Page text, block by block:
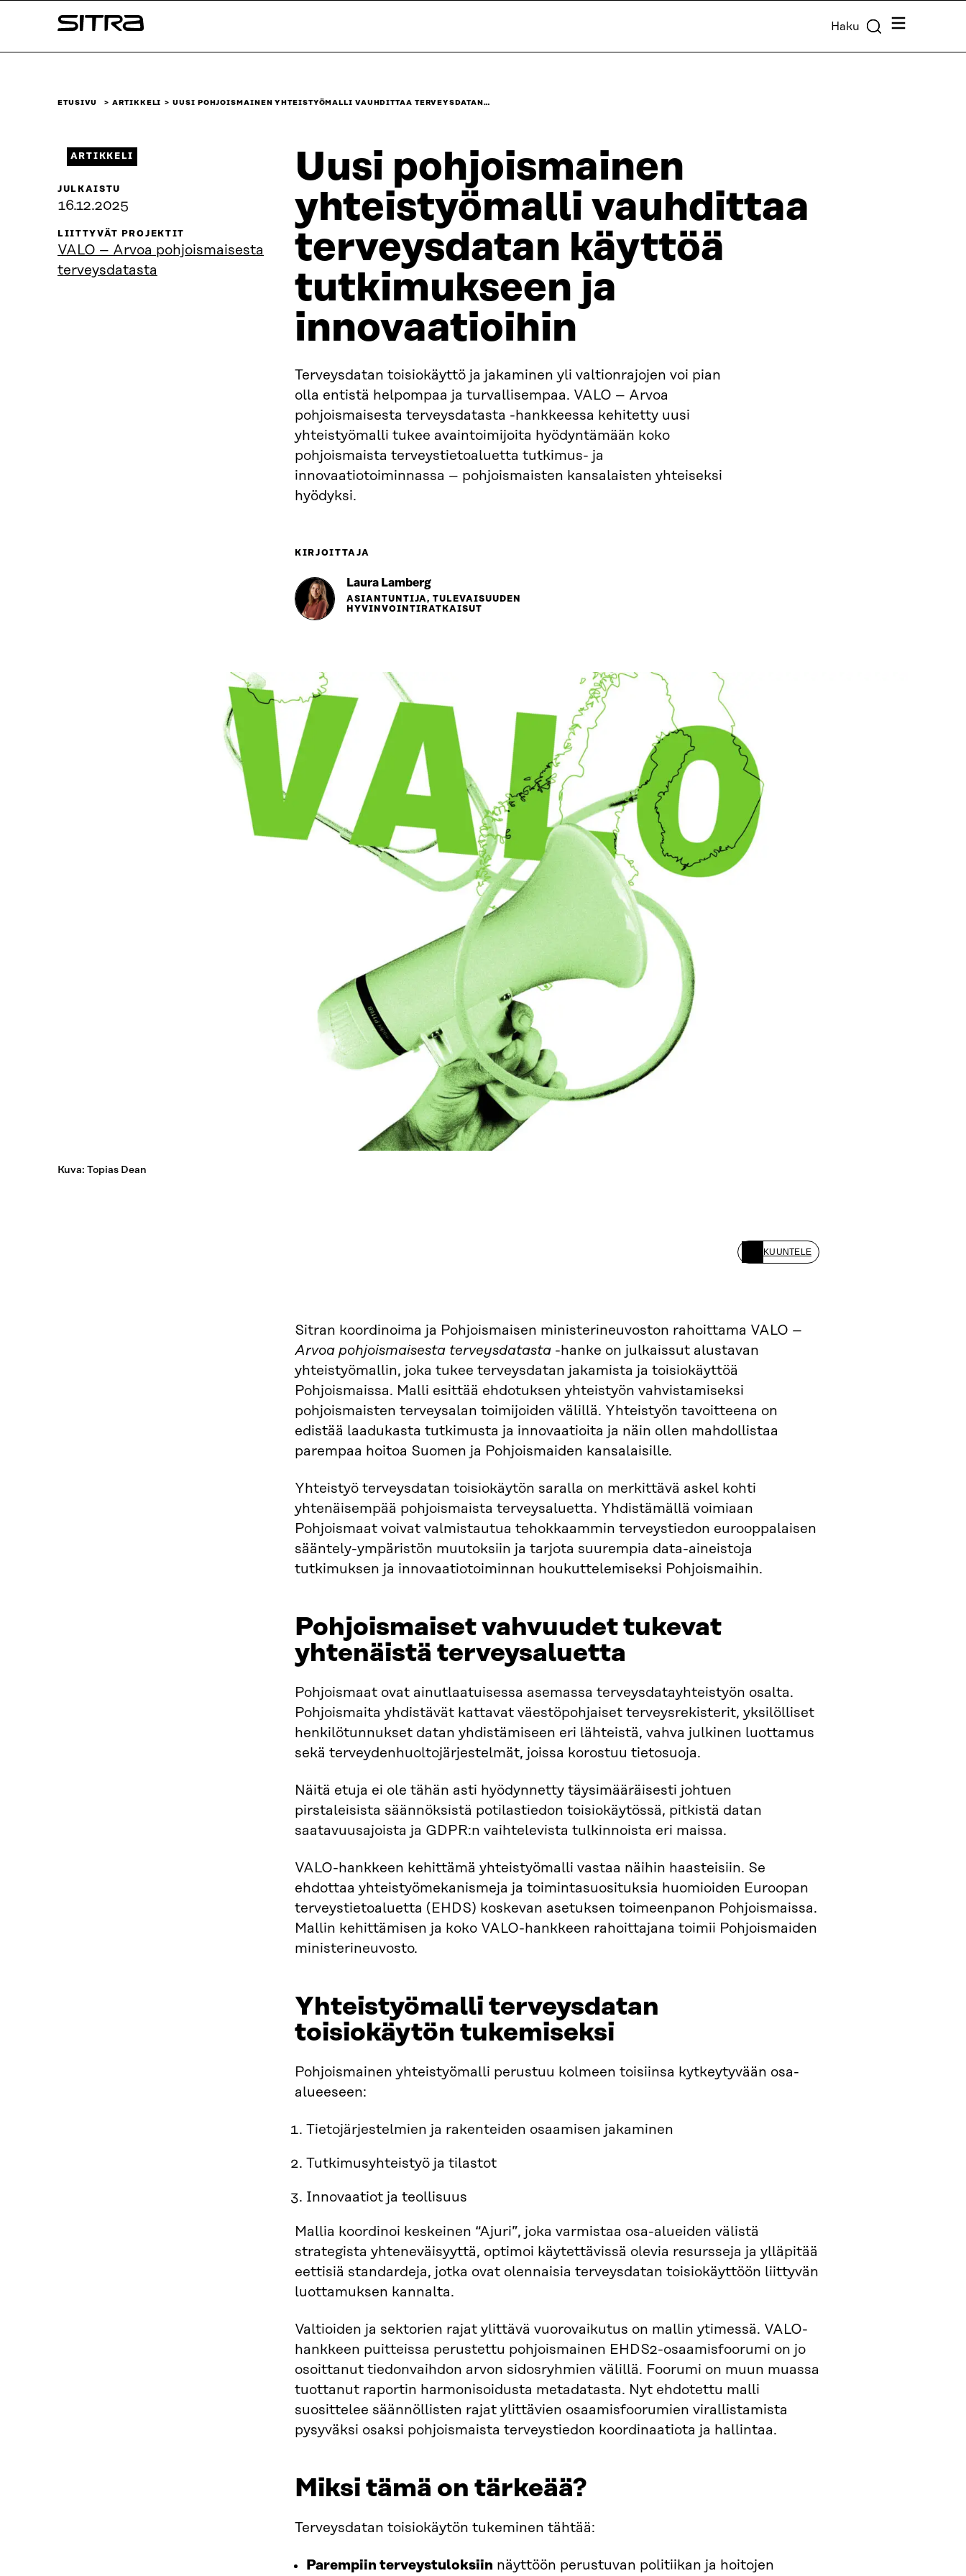
sisältöön
Sitra Haku Valikko
ETUSIVU ARTIKKELI UUSI POHJOISMAINEN YHTEISTYÖMALLI VAUHDITTAA TERVEYSDATAN…
Uusi pohjoismainen
yhteistyömalli vauhdittaa
terveysdatan käyttöä
tutkimukseen ja
innovaatioihin
Terveysdatan toisiokäyttö ja jakaminen yli valtionrajojen voi pian
olla entistä helpompaa ja turvallisempaa. VALO – Arvoa
pohjoismaisesta terveysdatasta -hankkeessa kehitetty uusi
yhteistyömalli tukee avaintoimijoita hyödyntämään koko
pohjoismaista terveystietoaluetta tutkimus- ja
innovaatiotoiminnassa – pohjoismaisten kansalaisten yhteiseksi
hyödyksi.
KIRJOITTAJA
Laura Lamberg
ASIANTUNTIJA, TULEVAISUUDEN
HYVINVOINTIRATKAISUT
ARTIKKELI
JULKAISTU
16.12.2025
LIITTYVÄT PROJEKTIT
VALO – Arvoa pohjoismaisesta
terveysdatasta
Kuva: Topias Dean
KUUNTELE
Sitran koordinoima ja Pohjoismaisen ministerineuvoston rahoittama VALO –
Arvoa pohjoismaisesta terveysdatasta -hanke on julkaissut alustavan
yhteistyömallin, joka tukee terveysdatan jakamista ja toisiokäyttöä
Pohjoismaissa. Malli esittää ehdotuksen yhteistyön vahvistamiseksi
pohjoismaisten terveysalan toimijoiden välillä. Yhteistyön tavoitteena on
edistää laadukasta tutkimusta ja innovaatioita ja näin ollen mahdollistaa
parempaa hoitoa Suomen ja Pohjoismaiden kansalaisille.
Yhteistyö terveysdatan toisiokäytön saralla on merkittävä askel kohti
yhtenäisempää pohjoismaista terveysaluetta. Yhdistämällä voimiaan
Pohjoismaat voivat valmistautua tehokkaammin terveystiedon eurooppalaisen
sääntely-ympäristön muutoksiin ja tarjota suurempia data-aineistoja
tutkimuksen ja innovaatiotoiminnan houkuttelemiseksi Pohjoismaihin.
Pohjoismaiset vahvuudet tukevat
yhtenäistä terveysaluetta
Pohjoismaat ovat ainutlaatuisessa asemassa terveysdatayhteistyön osalta.
Pohjoismaita yhdistävät kattavat väestöpohjaiset terveysrekisterit, yksilölliset
henkilötunnukset datan yhdistämiseen eri lähteistä, vahva julkinen luottamus
sekä terveydenhuoltojärjestelmät, joissa korostuu tietosuoja.
Näitä etuja ei ole tähän asti hyödynnetty täysimääräisesti johtuen
pirstaleisista säännöksistä potilastiedon toisiokäytössä, pitkistä datan
saatavuusajoista ja GDPR:n vaihtelevista tulkinnoista eri maissa.
VALO-hankkeen kehittämä yhteistyömalli vastaa näihin haasteisiin. Se
ehdottaa yhteistyömekanismeja ja toimintasuosituksia huomioiden Euroopan
terveystietoaluetta (EHDS) koskevan asetuksen toimeenpanon Pohjoismaissa.
Mallin kehittämisen ja koko VALO-hankkeen rahoittajana toimii Pohjoismaiden
ministerineuvosto.
Yhteistyömalli terveysdatan
toisiokäytön tukemiseksi
Pohjoismainen yhteistyömalli perustuu kolmeen toisiinsa kytkeytyvään osa-
alueeseen:
Tietojärjestelmien ja rakenteiden osaamisen jakaminen
Tutkimusyhteistyö ja tilastot
Innovaatiot ja teollisuus
Mallia koordinoi keskeinen “Ajuri”, joka varmistaa osa-alueiden välistä
strategista yhteneväisyyttä, optimoi käytettävissä olevia resursseja ja ylläpitää
eettisiä standardeja, jotka ovat olennaisia terveysdatan toisiokäyttöön liittyvän
luottamuksen kannalta.
Valtioiden ja sektorien rajat ylittävä vuorovaikutus on mallin ytimessä. VALO-
hankkeen puitteissa perustettu pohjoismainen EHDS2-osaamisfoorumi on jo
osoittanut tiedonvaihdon arvon sidosryhmien välillä. Foorumi on muun muassa
tuottanut raportin harmonisoidusta metadatasta. Nyt ehdotettu malli
suosittelee säännöllisten rajat ylittävien osaamisfoorumien virallistamista
pysyväksi osaksi pohjoismaista terveystiedon koordinaatiota ja hallintaa.
Miksi tämä on tärkeää?
Terveysdatan toisiokäytön tukeminen tähtää:
Parempiin terveystuloksiin näyttöön perustuvan politiikan ja hoitojen